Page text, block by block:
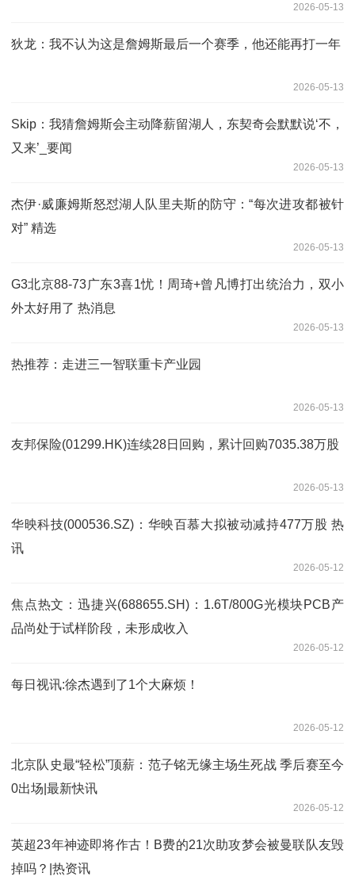
2026-05-13
狄龙：我不认为这是詹姆斯最后一个赛季，他还能再打一年
2026-05-13
Skip：我猜詹姆斯会主动降薪留湖人，东契奇会默默说‘不，
又来’_要闻
2026-05-13
杰伊·威廉姆斯怒怼湖人队里夫斯的防守：“每次进攻都被针
对” 精选
2026-05-13
G3北京88-73广东3喜1忧！周琦+曾凡博打出统治力，双小
外太好用了 热消息
2026-05-13
热推荐：走进三一智联重卡产业园
2026-05-13
友邦保险(01299.HK)连续28日回购，累计回购7035.38万股
2026-05-13
华映科技(000536.SZ)：华映百慕大拟被动减持477万股 热
讯
2026-05-12
焦点热文：迅捷兴(688655.SH)：1.6T/800G光模块PCB产
品尚处于试样阶段，未形成收入
2026-05-12
每日视讯:徐杰遇到了1个大麻烦！
2026-05-12
北京队史最“轻松”顶薪：范子铭无缘主场生死战 季后赛至今
0出场|最新快讯
2026-05-12
英超23年神迹即将作古！B费的21次助攻梦会被曼联队友毁
掉吗？|热资讯